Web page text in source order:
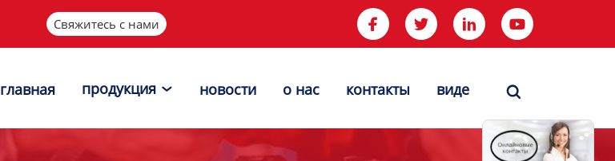
Свяжитесь с нами    
главная продукция  новости о нас контакты виде 